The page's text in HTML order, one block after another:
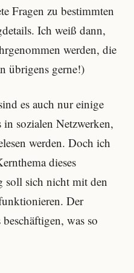
Fragen zu bestimmten
Ich weiß dann,
werden, die
übrigens gerne!)
es auch nur einige
sozialen Netzwerken,
werden. Doch ich
dieses
soll sich nicht mit den
Der
was so